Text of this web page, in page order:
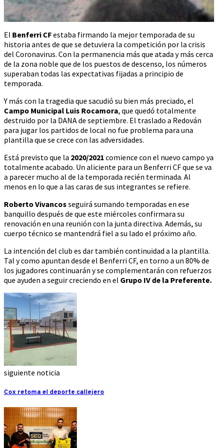
El Benferri CFestaba firmando la mejor temporada de su
historia antes de que se detuviera la competición por la crisis
del Coronavirus. Con la permanencia más que atada y más cerca
de la zona noble que de los puestos de descenso, los números
superaban todas las expectativas fijadas a principio de
temporada.
Y más con la tragedia que sacudió su bien más preciado, el
Campo Municipal Luis Rocamora, que quedó totalmente
destruido por la DANA de septiembre. El traslado a Redován
para jugar los partidos de local no fue problema para una
plantilla que se crece con las adversidades.
Está previsto que la 2020/2021 comience con el nuevo campo ya
totalmente acabado. Un aliciente para un Benferri CF que se va
a parecer mucho al de la temporada recién terminada. Al
menos en lo que a las caras de sus integrantes se refiere.
Roberto Vivancos seguirá sumando temporadas en ese
banquillo después de que este miércoles confirmara su
renovación en una reunión con la junta directiva. Además, su
cuerpo técnico se mantendrá fiel a su lado el próximo año.
La intención del club es dar también continuidad a la plantilla.
Tal y como apuntan desde el Benferri CF, en torno a un 80% de
los jugadores continuarán y se complementarán con refuerzos
que ayuden a seguir creciendo en el Grupo IV de la Preferente.
siguiente noticia
Cox retoma el deporte callejero